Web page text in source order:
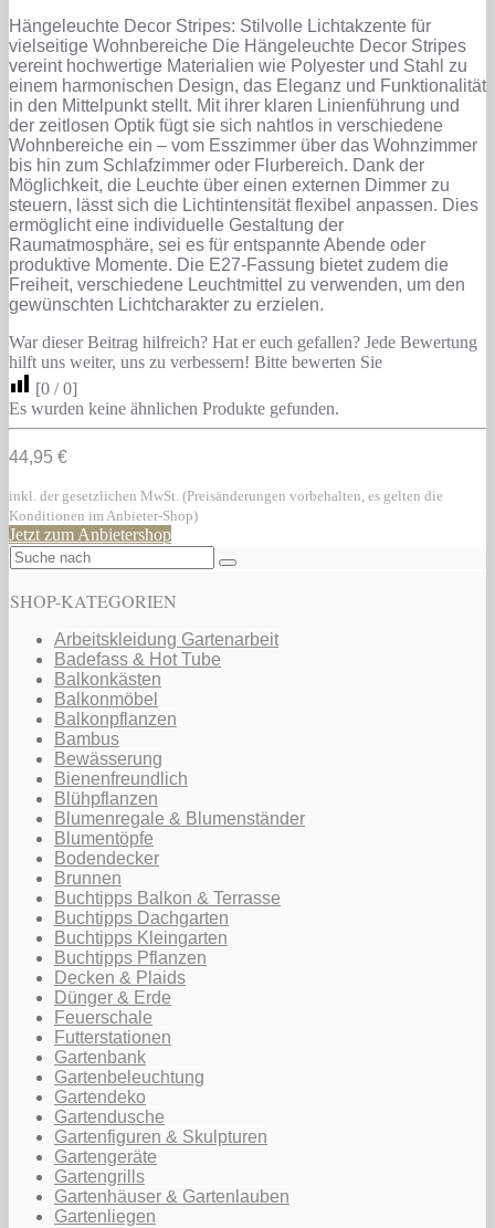
Hängeleuchte Decor Stripes: Stilvolle Lichtakzente für
vielseitige Wohnbereiche Die Hängeleuchte Decor Stripes
vereint hochwertige Materialien wie Polyester und Stahl zu
einem harmonischen Design, das Eleganz und Funktionalität
in den Mittelpunkt stellt. Mit ihrer klaren Linienführung und
der zeitlosen Optik fügt sie sich nahtlos in verschiedene
Wohnbereiche ein – vom Esszimmer über das Wohnzimmer
bis hin zum Schlafzimmer oder Flurbereich. Dank der
Möglichkeit, die Leuchte über einen externen Dimmer zu
steuern, lässt sich die Lichtintensität flexibel anpassen. Dies
ermöglicht eine individuelle Gestaltung der
Raumatmosphäre, sei es für entspannte Abende oder
produktive Momente. Die E27-Fassung bietet zudem die
Freiheit, verschiedene Leuchtmittel zu verwenden, um den
gewünschten Lichtcharakter zu erzielen.
War dieser Beitrag hilfreich? Hat er euch gefallen? Jede Bewertung
hilft uns weiter, uns zu verbessern! Bitte bewerten Sie
[0 /0]
Es wurden keine ähnlichen Produkte gefunden.
44,95 €
inkl. der gesetzlichen MwSt. (Preisänderungen vorbehalten, es gelten die
Konditionen im Anbieter-Shop)
Jetzt zum Anbietershop
SHOP-KATEGORIEN
Arbeitskleidung Gartenarbeit
Badefass & Hot Tube
Balkonkästen
Balkonmöbel
Balkonpflanzen
Bambus
Bewässerung
Bienenfreundlich
Blühpflanzen
Blumenregale & Blumenständer
Blumentöpfe
Bodendecker
Brunnen
Buchtipps Balkon & Terrasse
Buchtipps Dachgarten
Buchtipps Kleingarten
Buchtipps Pflanzen
Decken & Plaids
Dünger & Erde
Feuerschale
Futterstationen
Gartenbank
Gartenbeleuchtung
Gartendeko
Gartendusche
Gartenfiguren & Skulpturen
Gartengeräte
Gartengrills
Gartenhäuser & Gartenlauben
Gartenliegen